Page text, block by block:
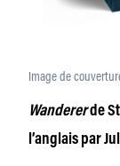
Image de
Wandererde
l’anglais par